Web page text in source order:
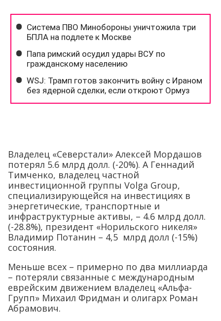
Владелец «Северстали» Алексей Мордашов
потерял 5.6 млрд долл. (-20%). А Геннадий
Тимченко, владелец частной
инвестиционной группы Volga Group,
специализирующейся на инвестициях в
энергетические, транспортные и
инфраструктурные активы, – 4.6 млрд долл.
(-28.8%), президент «Норильского никеля»
Владимир Потанин – 4,5 млрд долл (-15%)
состояния.
Меньше всех – примерно по два миллиарда
– потеряли связанные с международным
еврейским движением владелец «Альфа-
Групп» Михаил Фридман и олигарх Роман
Абрамович.